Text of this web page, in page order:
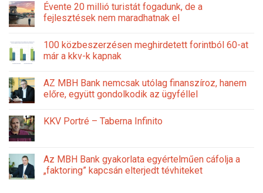
Évente 20 millió turistát fogadunk, de a
fejlesztések nem maradhatnak el
100 közbeszerzésen meghirdetett forintból 60-at
már a kkv-k kapnak
AZ MBH Bank nemcsak utólag finanszíroz, hanem
előre, együtt gondolkodik az ügyféllel
KKV Portré – Taberna Infinito
Az MBH Bank gyakorlata egyértelműen cáfolja a
„faktoring” kapcsán elterjedt tévhiteket